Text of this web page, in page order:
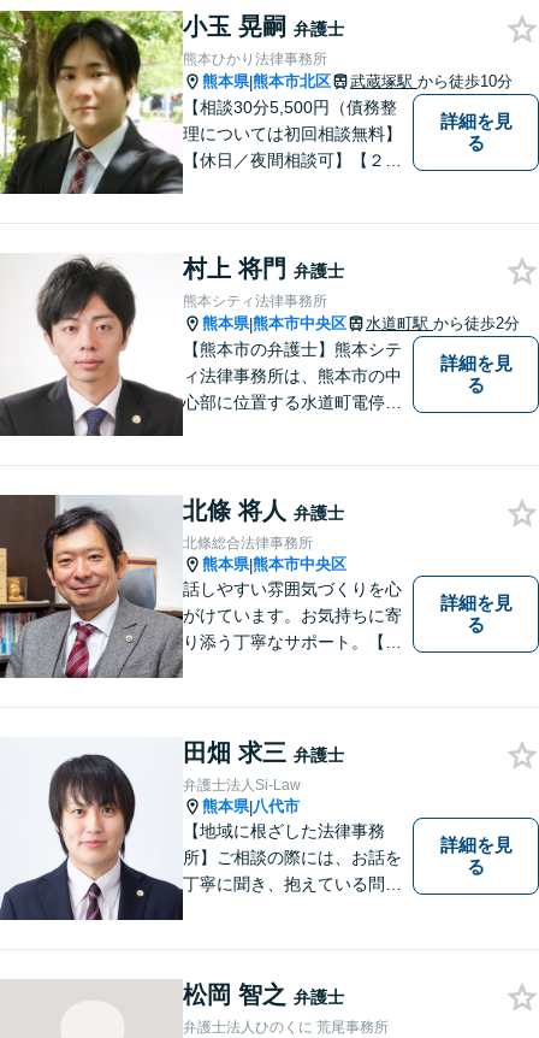
懇切丁寧に対応し、解決を目
指します【LINE対応】
小玉 晃嗣 弁護士
熊本ひかり法律事務所
熊本県|熊本市北区 武蔵塚駅 から徒歩10分
【相談30分5,500円（債務整
理については初回相談無料】
【休日／夜間相談可】【２０
詳細を見
る
村上 将門 弁護士
熊本シティ法律事務所
熊本県|熊本市中央区 水道町駅 から徒歩2分
【熊本市の弁護士】熊本シテ
ィ法律事務所は、熊本市の中
心部に位置する水道町電停よ
す。
詳細を見
る
北條 将人 弁護士
北條総合法律事務所
熊本県|熊本市中央区
話しやすい雰囲気づくりを心
がけています。お気持ちに寄
り添う丁寧なサポート。【借
ート。企業からのご相談も承
ります【交通事故】弁護士費
用特約の利用可【夜間・休日
面談可】
詳細を見
る
田畑 求三 弁護士
弁護士法人Si-Law
熊本県|八代市
【地域に根ざした法律事務
所】ご相談の際には、お話を
丁寧に聞き、抱えている問題
います。 1人で悩まず、お気
軽にご相談ください。
詳細を見
る
松岡 智之 弁護士
弁護士法人ひのくに 荒尾事務所